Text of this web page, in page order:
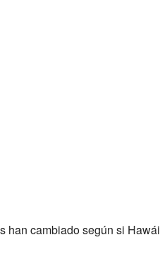
han cambiado según si Hawái